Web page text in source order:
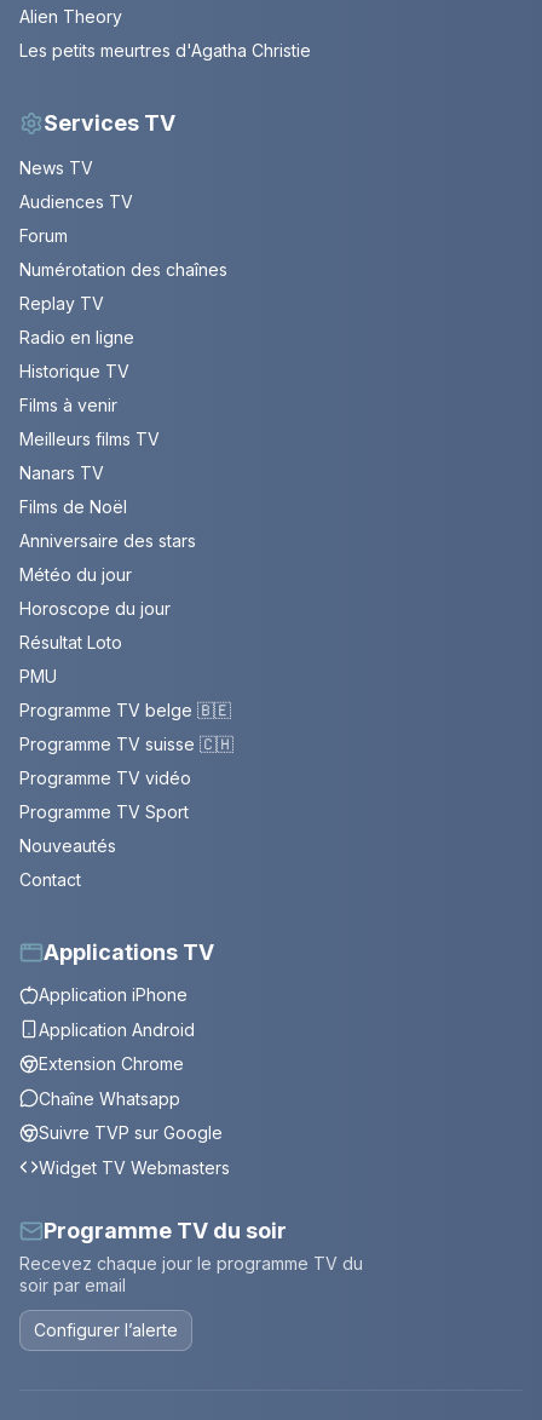
Alien Theory
Les petits meurtres d'Agatha Christie
Services TV
News TV
Audiences TV
Forum
Numérotation des chaînes
Replay TV
Radio en ligne
Historique TV
Films à venir
Meilleurs films TV
Nanars TV
Films de Noël
Anniversaire des stars
Météo du jour
Horoscope du jour
Résultat Loto
PMU
Programme TV belge 🇧🇪
Programme TV suisse 🇨🇭
Programme TV vidéo
Programme TV Sport
Nouveautés
Contact
Applications TV
Application iPhone
Application Android
Extension Chrome
Chaîne Whatsapp
Suivre TVP sur Google
Widget TV Webmasters
Programme TV du soir
Recevez chaque jour le programme TV du
soir par email
Configurer l’alerte